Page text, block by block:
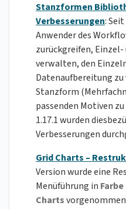
Stanzformen
Verbesserungen:
Anwender des
zurückgreifen,
verwalten, den
Datenaufbereitung zu
Stanzform
passenden Motiven
1.17.1 wurden
Verbesserungen
Grid Charts –
Version wurde eine
Menüführung in
Charts